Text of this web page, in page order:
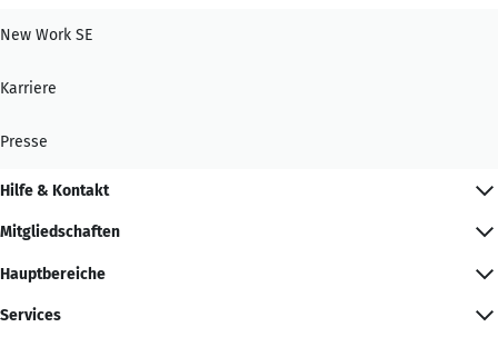
New Work SE
Karriere
Presse
Hilfe & Kontakt
Mitgliedschaften
Hauptbereiche
Services